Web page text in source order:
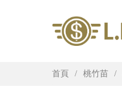
首頁 桃竹苗